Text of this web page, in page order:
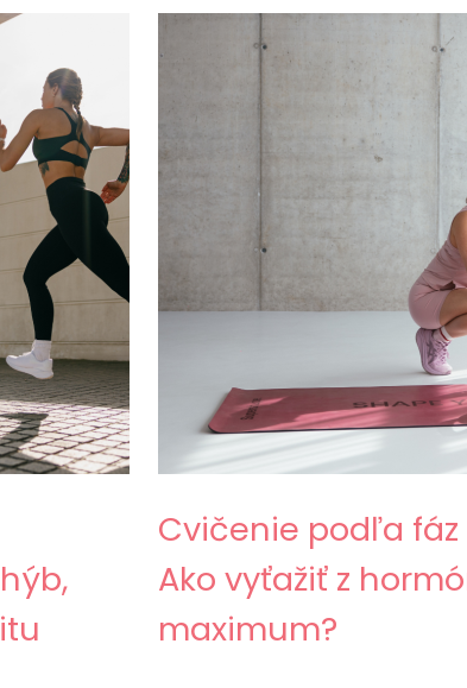
Cvičenie podľa fáz
Ako vyťažiť z
maximum?